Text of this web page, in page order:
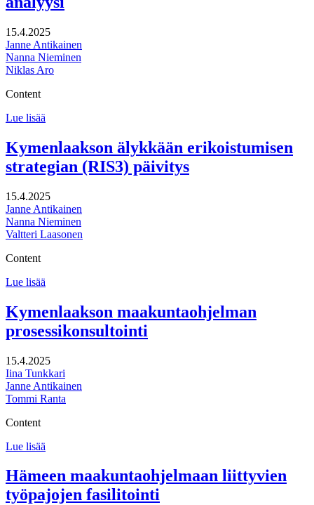
15.4.2025
Janne Antikainen
Nanna Nieminen
Niklas Aro
Content
Lue lisää
arviointi
ja
EVP-
Kymenlaakson älykkään erikoistumisen
strategian (RIS3) päivitys
15.4.2025
Janne Antikainen
Nanna Nieminen
Valtteri Laasonen
Content
Lue lisää
erikoistumisen
strategian
(RIS3)
Kymenlaakson maakuntaohjelman
prosessikonsultointi
15.4.2025
Iina Tunkkari
Janne Antikainen
Tommi Ranta
Content
Lue lisää
prosessikonsultointi
Hämeen maakuntaohjelmaan liittyvien
työpajojen fasilitointi